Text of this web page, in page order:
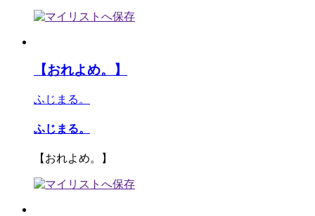
【おれよめ。】
ふじまる。
ふじまる。
【おれよめ。】